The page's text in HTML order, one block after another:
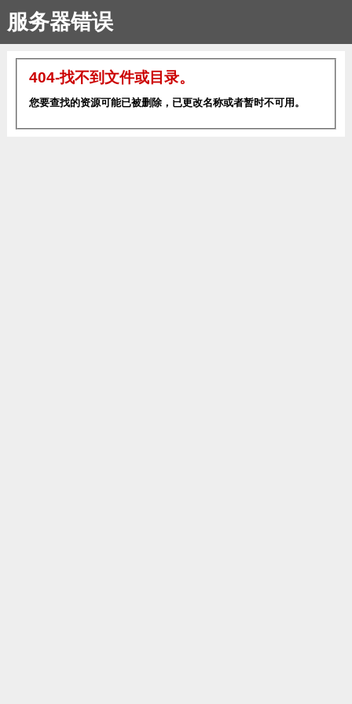
服务器错误
404-找不到文件或目录。
您要查找的资源可能已被删除，已更改名称或者暂时不可用。